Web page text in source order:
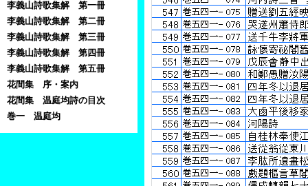
李義山詩歌集解 第一冊
李義山詩歌集解 第二冊
李義山詩歌集解 第三冊
李義山詩歌集解 第四冊
李義山詩歌集解 第五冊
花間集 序・案内
花間集 温庭均詩の目次
巻一 温庭均